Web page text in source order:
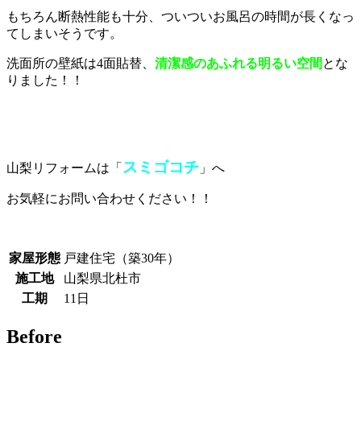
もちろん断熱性能も十分、ついついお風呂の時間が長くなっ
てしまいそうです。
洗面所の壁紙は4面貼替、 清潔感のあふれる明るい空間 とな
りました！！
山梨リフォームは「 スミゴコチ 」へ
お気軽にお問い合わせください！！
家屋形態 戸建住宅（築30年）
施工地
山梨県北杜市
工期
11日
Before